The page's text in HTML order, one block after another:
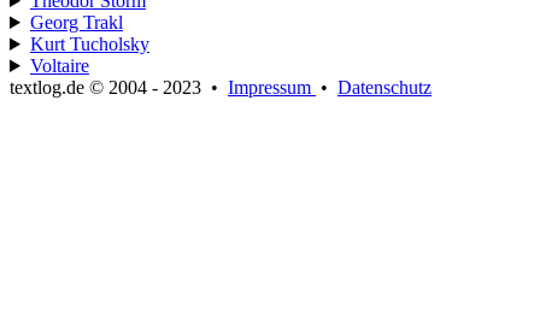
Georg Trakl
Kurt Tucholsky
Voltaire
textlog.de © 2004 - 2023 • Impressum • Datenschutz